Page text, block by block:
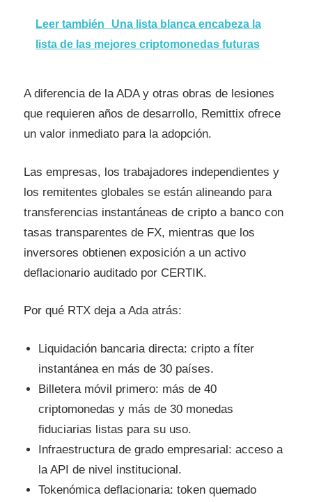
Leer también
Una lista blanca encabeza la
lista de las mejores criptomonedas futuras
A diferencia de la ADA y otras obras de lesiones
que requieren años de desarrollo, Remittix ofrece
un valor inmediato para la adopción.
Las empresas, los trabajadores independientes y
los remitentes globales se están alineando para
transferencias instantáneas de cripto a banco con
tasas transparentes de FX, mientras que los
inversores obtienen exposición a un activo
deflacionario auditado por CERTIK.
Por qué RTX deja a Ada atrás:
Liquidación bancaria directa: cripto a fíter
instantánea en más de 30 países.
Billetera móvil primero: más de 40
criptomonedas y más de 30 monedas
fiduciarias listas para su uso.
Infraestructura de grado empresarial: acceso a
la API de nivel institucional.
Tokenómica deflacionaria: token quemado